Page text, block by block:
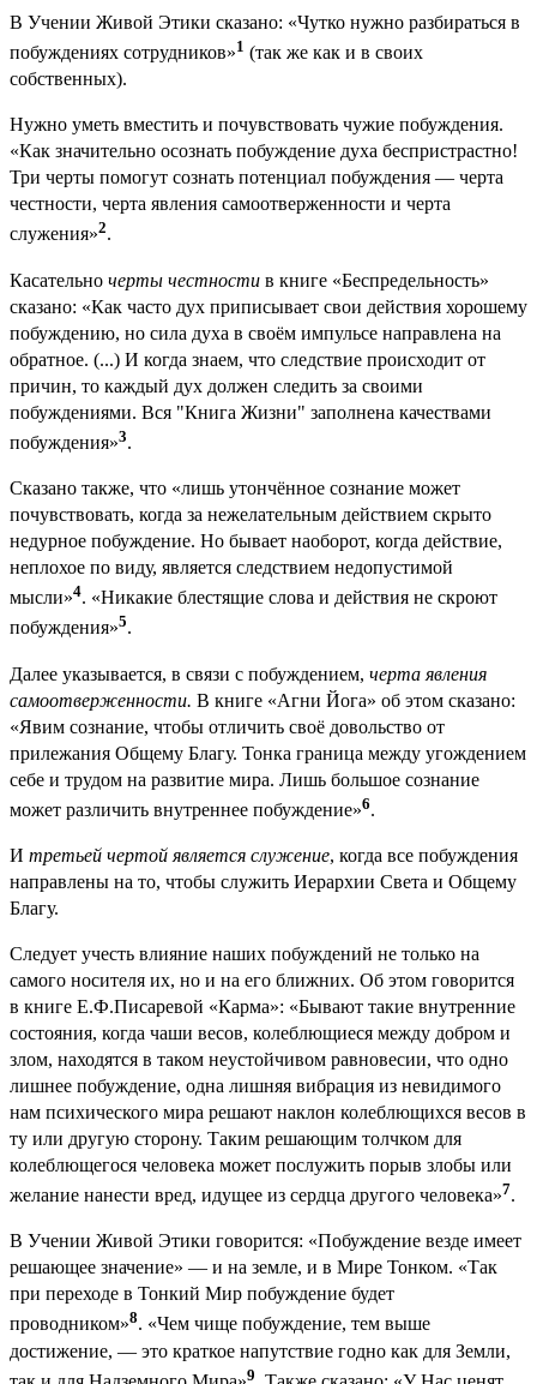
В Учении Живой Этики сказано: «Чутко нужно разбираться в
побуждениях сотрудников»1 (так же как и в своих
собственных).
Нужно уметь вместить и почувствовать чужие побуждения.
«Как значительно осознать побуждение духа беспристрастно!
Три черты помогут сознать потенциал побуждения — черта
честности, черта явления самоотверженности и черта
служения»2.
Касательно черты честности в книге «Беспредельность»
сказано: «Как часто дух приписывает свои действия хорошему
побуждению, но сила духа в своём импульсе направлена на
обратное. (...) И когда знаем, что следствие происходит от
причин, то каждый дух должен следить за своими
побуждениями. Вся "Книга Жизни" заполнена качествами
побуждения»3.
Сказано также, что «лишь утончённое сознание может
почувствовать, когда за нежелательным действием скрыто
недурное побуждение. Но бывает наоборот, когда действие,
неплохое по виду, является следствием недопустимой
мысли»4. «Никакие блестящие слова и действия не скроют
побуждения»5.
Далее указывается, в связи с побуждением, черта явления
самоотверженности. В книге «Агни Йога» об этом сказано:
«Явим сознание, чтобы отличить своё довольство от
прилежания Общему Благу. Тонка граница между угождением
себе и трудом на развитие мира. Лишь большое сознание
может различить внутреннее побуждение»6.
И третьей чертой является служение, когда все побуждения
направлены на то, чтобы служить Иерархии Света и Общему
Благу.
Следует учесть влияние наших побуждений не только на
самого носителя их, но и на его ближних. Об этом говорится
в книге Е.Ф.Писаревой «Карма»: «Бывают такие внутренние
состояния, когда чаши весов, колеблющиеся между добром и
злом, находятся в таком неустойчивом равновесии, что одно
лишнее побуждение, одна лишняя вибрация из невидимого
нам психического мира решают наклон колеблющихся весов в
ту или другую сторону. Таким решающим толчком для
колеблющегося человека может послужить порыв злобы или
желание нанести вред, идущее из сердца другого человека»7.
В Учении Живой Этики говорится: «Побуждение везде имеет
решающее значение» — и на земле, и в Мире Тонком. «Так
при переходе в Тонкий Мир побуждение будет
проводником»8. «Чем чище побуждение, тем выше
достижение, — это краткое напутствие годно как для Земли,
9